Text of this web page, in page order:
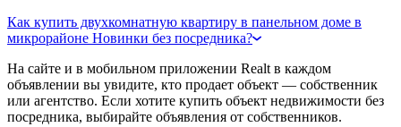
Как купить двухкомнатную квартиру в панельном доме в
микрорайоне Новинки без посредника?
На сайте и в мобильном приложении Realt в каждом
объявлении вы увидите, кто продает объект — собственник
или агентство. Если хотите купить объект недвижимости без
посредника, выбирайте объявления от собственников.